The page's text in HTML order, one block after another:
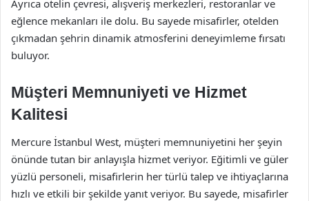
Ayrıca otelin çevresi, alışveriş merkezleri, restoranlar ve
eğlence mekanları ile dolu. Bu sayede misafirler, otelden
çıkmadan şehrin dinamik atmosferini deneyimleme fırsatı
buluyor.
Müşteri Memnuniyeti ve Hizmet
Kalitesi
Mercure İstanbul West, müşteri memnuniyetini her şeyin
önünde tutan bir anlayışla hizmet veriyor. Eğitimli ve güler
yüzlü personeli, misafirlerin her türlü talep ve ihtiyaçlarına
hızlı ve etkili bir şekilde yanıt veriyor. Bu sayede, misafirler